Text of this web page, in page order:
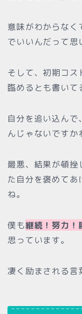
意味がわからなく
でいいんだって思
そして、初期コス
臨めるとも書いて
自分を追い込んで
んじゃないですか
最悪、結果が頓挫
た自分を褒めて
ね。
僕も継続！努力！
思っています。
凄く励まされる言